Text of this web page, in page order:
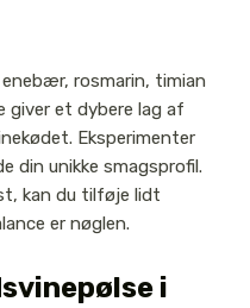
rosmarin, timian
giver et dybere lag af
Eksperimenter
din unikke smagsprofil.
kan du tilføje lidt
er nøglen.
i